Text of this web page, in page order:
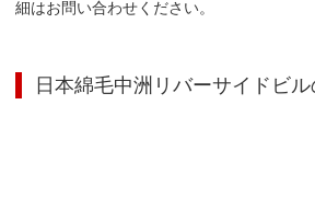
細はお問い合わせください。
日本綿毛中洲リバーサイドビル